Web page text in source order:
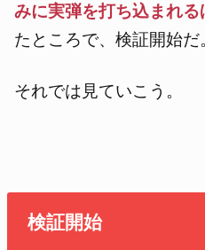
みに実弾を打ち込まれ
たところで、検証開始だ
それでは見ていこう。
検証開始